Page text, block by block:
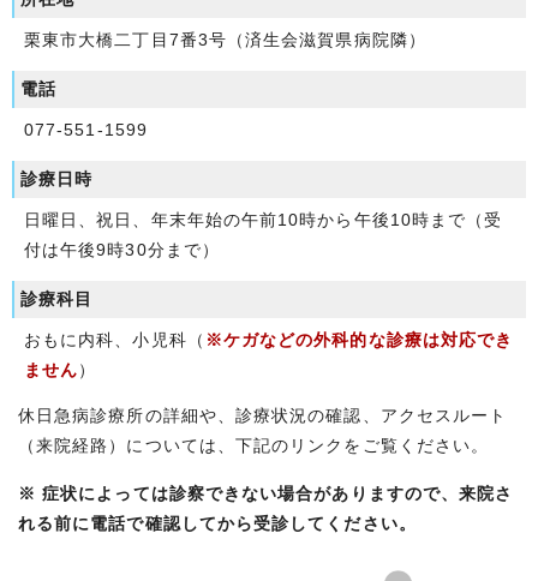
栗東市大橋二丁目7番3号（済生会滋賀県病院隣）
電話
077-551-1599
診療日時
日曜日、祝日、年末年始の午前10時から午後10時まで（受
付は午後9時30分まで）
診療科目
おもに内科、小児科（ ※ケガなどの外科的な診療は対応でき
ません）
休日急病診療所の詳細や、診療状況の確認、アクセスルート
（来院経路）については、下記のリンクをご覧ください。
※ 症状によっては診察できない場合がありますので、来院さ
れる前に電話で確認してから受診してください。